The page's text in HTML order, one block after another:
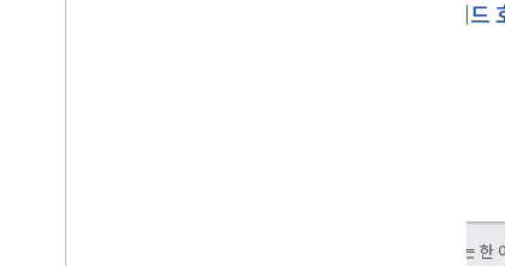
피드
달리 명시되지 않는 한